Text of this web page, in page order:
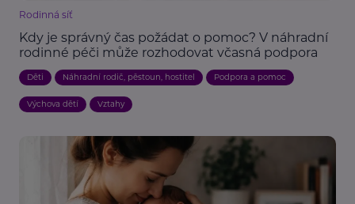
Rodinná síť
Kdy je správný čas požádat o pomoc? V náhradní
rodinné péči může rozhodovat včasná podpora
Děti Náhradní rodič, pěstoun, hostitel Podpora a pomoc
Výchova dětí Vztahy